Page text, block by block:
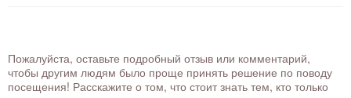
Пожалуйста, оставьте подробный отзыв или комментарий,
чтобы другим людям было проще принять решение по поводу
посещения! Расскажите о том, что стоит знать тем, кто только